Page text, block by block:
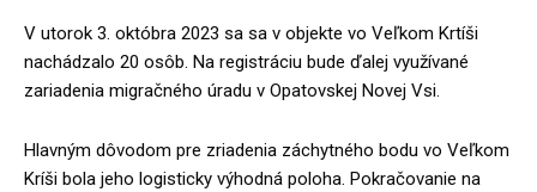
V utorok 3. októbra 2023 sa sa v objekte vo Veľkom Krtíši
nachádzalo 20 osôb. Na registráciu bude ďalej využívané
zariadenia migračného úradu v Opatovskej Novej Vsi.
Hlavným dôvodom pre zriadenia záchytného bodu vo Veľkom
Kríši bola jeho logisticky výhodná poloha. Pokračovanie na